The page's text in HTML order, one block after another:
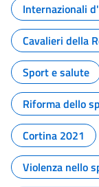
Internazionali
Cavalieri della
Sport e salute
Riforma dello
Cortina 2021
Violenza nello